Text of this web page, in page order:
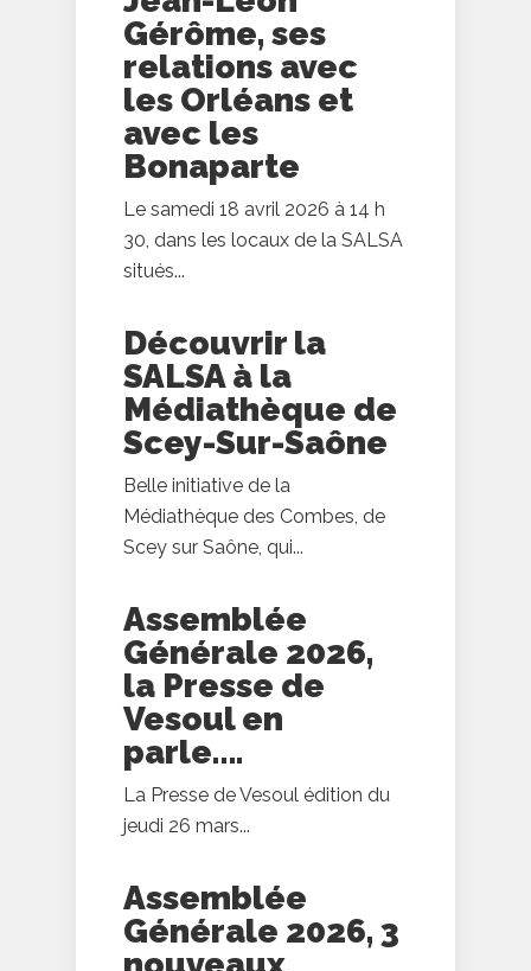
Gérôme, ses
relations avec
les Orléans et
avec les
Bonaparte
Le samedi 18 avril 2026 à 14 h
30, dans les locaux de la SALSA
situés...
Découvrir la
SALSA à la
Médiathèque de
Scey-Sur-Saône
Belle initiative de la
Médiathèque des Combes, de
Scey sur Saône, qui...
Assemblée
Générale 2026,
la Presse de
Vesoul en
parle….
La Presse de Vesoul édition du
jeudi 26 mars...
Assemblée
Générale 2026, 3